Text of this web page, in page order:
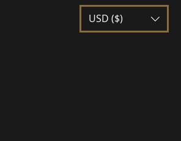
USD ($)